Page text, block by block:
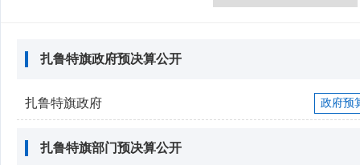
扎鲁特旗政府预决算公开
扎鲁特旗政府 政府预
扎鲁特旗部门预决算公开